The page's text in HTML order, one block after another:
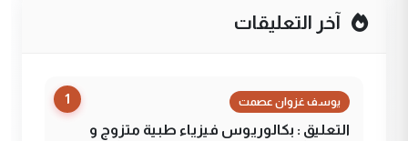
آخر التعليقات
1 يوسف غزوان عصمت
التعليق : بكالوريوس فيزياء طبية متزوج و